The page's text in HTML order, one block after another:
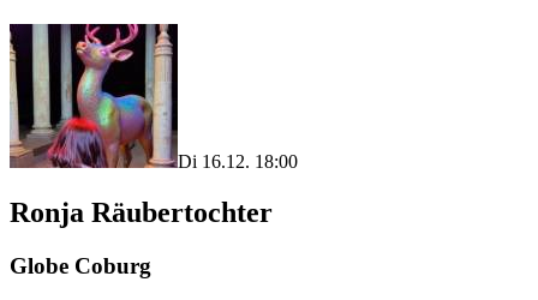
Di 16.12. 18:00
Ronja Räubertochter
Globe Coburg